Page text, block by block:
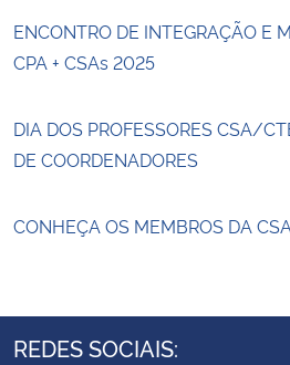
ENCONTRO DE INTEGRAÇÃO E
CPA + CSAs 2025
DIA DOS PROFESSORES CSA/
DE COORDENADORES
CONHEÇA OS MEMBROS DA
REDES SOCIAIS: